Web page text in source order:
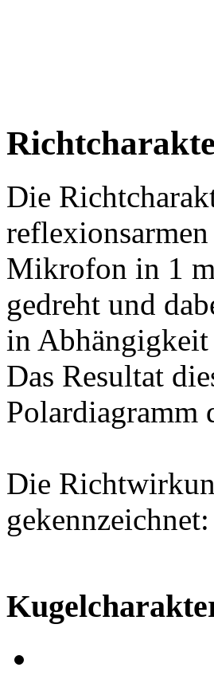
Die
Mikrofon in 1
gedreht und
in
Das Resultat
Polardiagramm
Die
gekennzeichnet: